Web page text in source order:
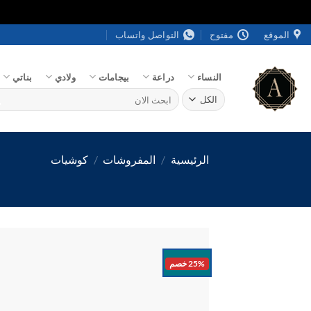
تخطي
للمحتوى
الموقع مفتوح التواصل واتساب
النساء دراعة بيجامات ولادي بناتي
البحث
عن:
الرئيسية / المفروشات / كوشيات
25% خصم